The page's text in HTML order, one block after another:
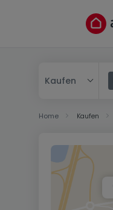
Kaufen
Home Kaufen